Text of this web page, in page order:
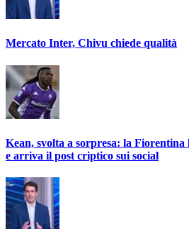
Mercato Inter, Chivu chiede qualità
Kean, svolta a sorpresa: la
e arriva il post criptico sui social